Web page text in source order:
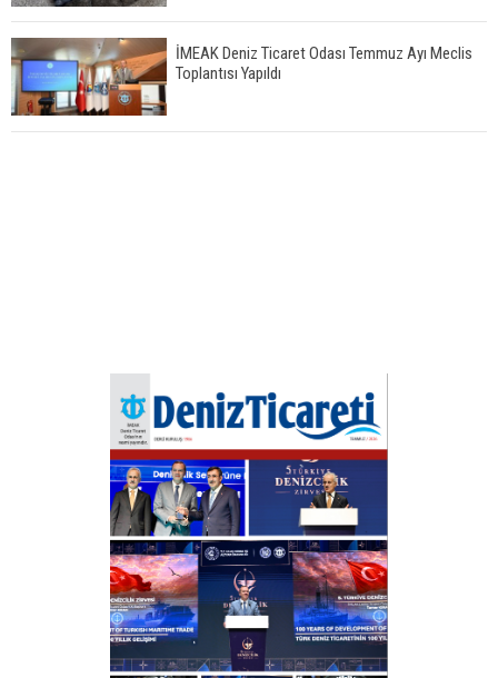
İMEAK Deniz Ticaret Odası Temmuz Ayı Meclis
Toplantısı Yapıldı